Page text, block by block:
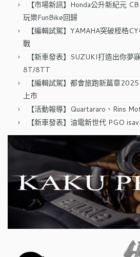
【市場新訊】Honda公升新紀元
玩樂FunBike回歸
【編輯試駕】YAMAHA突破桎梏
戰
【新車發表】SUZUKI打造出你夢
8T/8TT
【編輯試駕】都會旅跑新篇章
上市
【活動報導】Quartararo、Rins
【新車發表】油電新世代 PGO